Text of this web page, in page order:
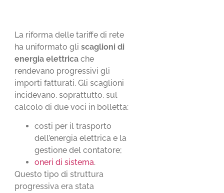
La riforma delle tariffe di rete
ha uniformato gliscaglioni di
energia elettrica che
rendevano progressivi gli
importi fatturati. Gli scaglioni
incidevano, soprattutto, sul
calcolo di due voci in bolletta:
costi per il trasporto
dell’energia elettrica e la
gestione del contatore;
oneri di sistema.
Questo tipo di struttura
progressiva era stata